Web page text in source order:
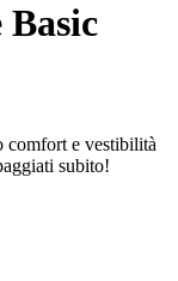
Basic
comfort e vestibilità
subito!